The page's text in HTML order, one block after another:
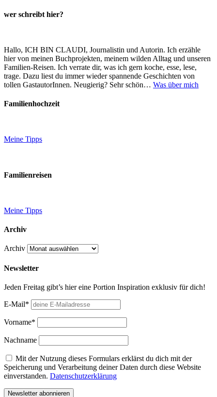
wer schreibt hier?
Hallo, ICH BIN CLAUDI, Journalistin und Autorin. Ich erzähle
hier von meinen Buchprojekten, meinem wilden Alltag und unseren
Familien-Reisen. Ich verrate dir, was ich gern koche, esse, lese,
trage. Dazu liest du immer wieder spannende Geschichten von
tollen GastautorInnen. Neugierig? Sehr schön… Was über mich
Familienhochzeit
Meine Tipps
Familienreisen
Meine Tipps
Archiv
Archiv
Newsletter
Jeden Freitag gibt’s hier eine Portion Inspiration exklusiv für dich!
E-Mail*
Vorname*
Nachname
Mit der Nutzung dieses Formulars erklärst du dich mit der
Speicherung und Verarbeitung deiner Daten durch diese Website
einverstanden. Datenschutzerklärung